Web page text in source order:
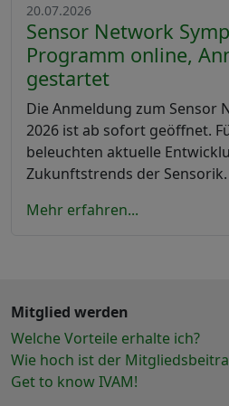
20.07.2026
Sensor Network
Programm online,
gestartet
Die Anmeldung zum Sensor
2026 ist ab sofort geöffnet.
beleuchten aktuelle
Zukunftstrends der
Mehr erfahren...
Mitglied werden
Welche Vorteile erhalte ich?
Wie hoch ist der
Get to know IVAM!